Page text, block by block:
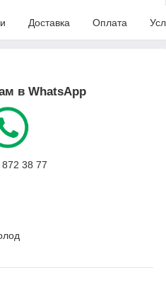
Доставка Оплата
в WhatsApp
38 77